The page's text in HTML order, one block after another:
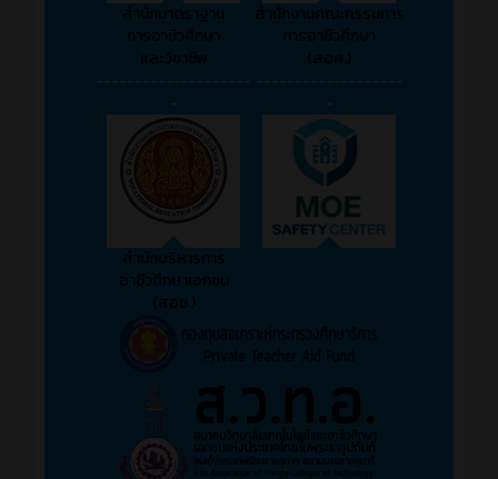
สำนักมาตราฐาน
การอาชีวศึกษา
และวิชาชีพ
สำนักงานคณะกรรมการ
การอาชีวศึกษา
(สอศ.)
--------------------
-
-------------------
-
สำนักบริหารการ
อาชีวศึกษาเอกชน
(สอช.)